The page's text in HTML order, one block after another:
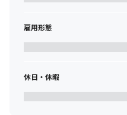
雇用形態
休日・休暇